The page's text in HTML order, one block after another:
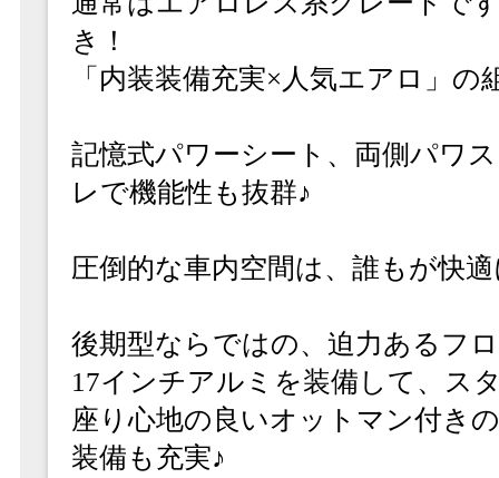
き！
「内装装備充実×人気エアロ」の
記憶式パワーシート、両側パワ
レで機能性も抜群♪
圧倒的な車内空間は、誰もが快
後期型ならではの、迫力あるフ
17インチアルミを装備して、ス
座り心地の良いオットマン付き
装備も充実♪